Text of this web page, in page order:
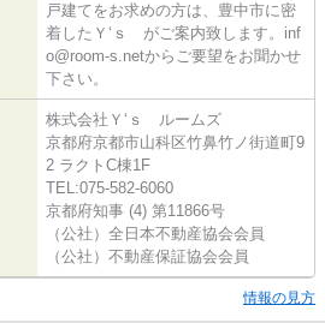
戸建てをお求めの方は、豊中市に密
着したＹ‘ｓ がご案内致します。inf
o@room-s.netからご要望をお聞かせ
下さい。
株式会社Ｙ‘ｓ ルームズ
京都府京都市山科区竹鼻竹ノ街道町9
2 ラクトC棟1F
TEL:075-582-6060
京都府知事 (4) 第11866号
（公社）全日本不動産協会会員
（公社）不動産保証協会会員
情報の見方